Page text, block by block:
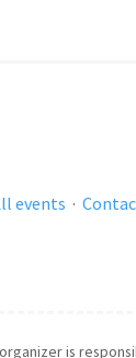
events ·
is